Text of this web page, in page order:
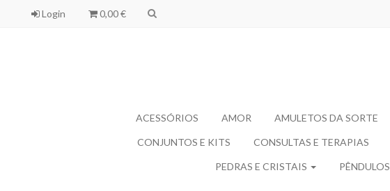
Login 0,00 €
ACESSÓRIOS AMOR AMULETOS DA SORTE
CONJUNTOS E KITS CONSULTAS E TERAPIAS
PEDRAS E CRISTAIS PÊNDULOS